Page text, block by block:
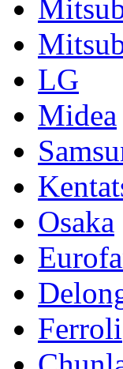
LG
Midea
Osaka
Ferroli